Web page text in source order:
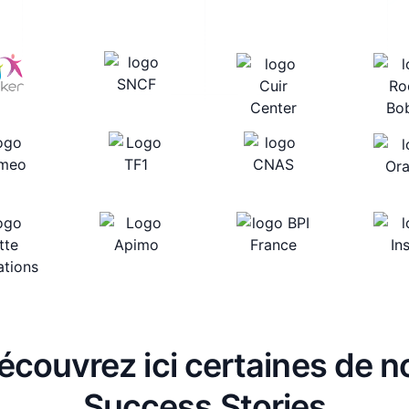
ici certaines de